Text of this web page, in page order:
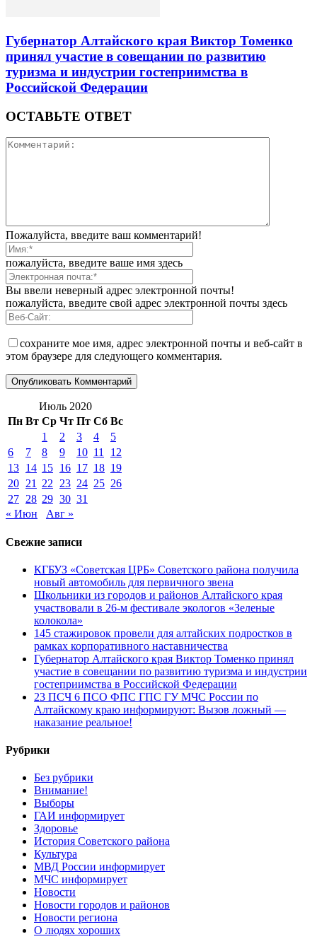
Губернатор Алтайского края Виктор Томенко
принял участие в совещании по развитию
туризма и индустрии гостеприимства в
Российской Федерации
ОСТАВЬТЕ ОТВЕТ
Пожалуйста, введите ваш комментарий!
пожалуйста, введите ваше имя здесь
Вы ввели неверный адрес электронной почты!
пожалуйста, введите свой адрес электронной почты здесь
сохраните мое имя, адрес электронной почты и веб-сайт в
этом браузере для следующего комментария.
Июль 2020
Пн Вт Ср Чт Пт Сб Вс
1
2 3 4
5
6
7 8 9 10 11
12
13 14 15 16 17 18 19
20 21 22 23 24 25 26
27 28 29 30 31
« Июн
Авг »
Свежие записи
КГБУЗ «Советская ЦРБ» Советского района получила
новый автомобиль для первичного звена
Школьники из городов и районов Алтайского края
участвовали в 26-м фестивале экологов «Зеленые
колокола»
145 стажировок провели для алтайских подростков в
рамках корпоративного наставничества
Губернатор Алтайского края Виктор Томенко принял
участие в совещании по развитию туризма и индустрии
гостеприимства в Российской Федерации
23 ПСЧ 6 ПСО ФПС ГПС ГУ МЧС России по
Алтайскому краю информируют: Вызов ложный —
наказание реальное!
Рубрики
Без рубрики
Внимание!
Выборы
ГАИ информирует
Здоровье
История Советского района
Культура
МВД России информирует
МЧС информирует
Новости
Новости городов и районов
Новости региона
О людях хороших